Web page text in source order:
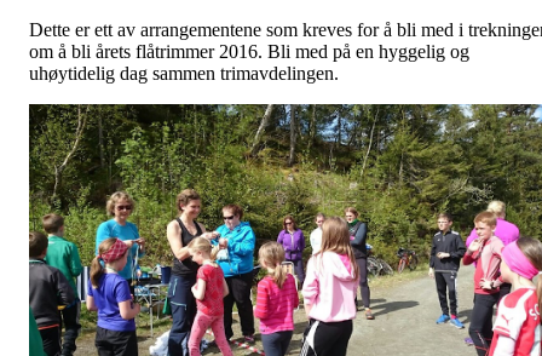
Dette er ett av arrangementene som kreves for å bli med i
om å bli årets flåtrimmer 2016. Bli med på en hyggelig og
uhøytidelig dag sammen trimavdelingen.